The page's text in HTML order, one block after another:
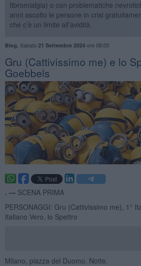
fibromialgia) o con problematiche
anni ascolto le persone in crisi
che c’è un limite all’avidità.
Blog Sabato 21 Settembre 2024ore 08:00
Gru (Cattivissimo me) e lo
Goebbels
. — SCENA PRIMA
PERSONAGGI: Gru (Cattivissimo me), 1°
Italiano Vero, lo Spettro
Milano, piazza del Duomo. Notte.